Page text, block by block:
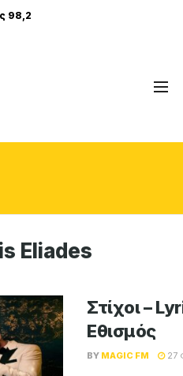
98,2
Eliades
Στίχοι –
Εθισμός
BY MAGIC FM 27